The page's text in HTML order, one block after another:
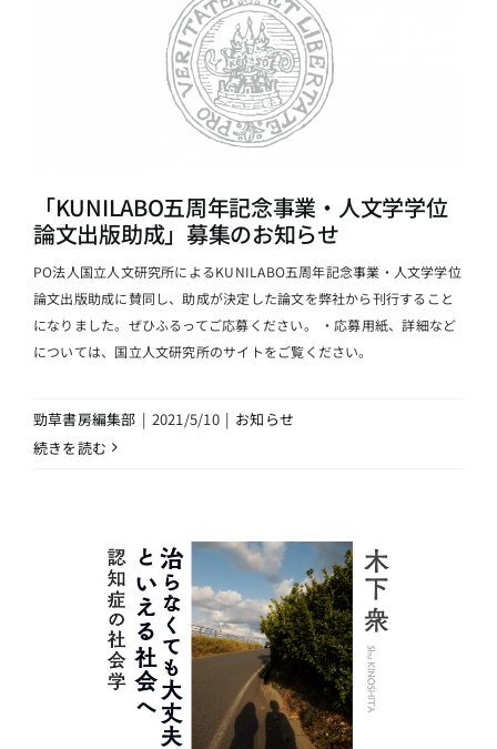
「KUNILABO五周年記念事業・人文学学位
論文出版助成」募集のお知らせ
PO法人国立人文研究所によるKUNILABO五周年記念事業・人文学学位
論文出版助成に賛同し、助成が決定した論文を弊社から刊行すること
になりました。ぜひふるってご応募ください。 ・応募用紙、詳細など
については、国立人文研究所のサイトをご覧ください。
勁草書房編集部 | 2021/5/10 | お知らせ
続きを読む